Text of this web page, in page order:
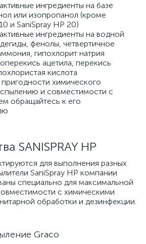
ингредиенты на базе
или изопропанол (кроме
и SaniSpray HP 20)
ингредиенты на водной
фенолы, четвертичное
гипохлорит натрия
ацетила, перекись
кислота
химического
и совместимости с
обращайтесь к его
SANISPRAY HP
для выполнения разных
SaniSpray HP компании
специально для максимальной
с химическими
обработки и дезинфекции.
Graco